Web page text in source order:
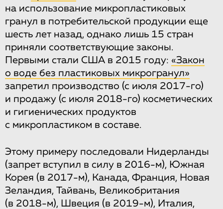
на использование микропластиковых
гранул в потребительской продукции еще
шесть лет назад, однако лишь 15 стран
приняли соответствующие законы.
Первыми стали США в 2015 году: «Закон
о воде без пластиковых микрогранул»
запретил производство (с июля 2017-го)
и продажу (с июля 2018-го) косметических
и гигиенических продуктов
с микропластиком в составе.
Этому примеру последовали Нидерланды
(запрет вступил в силу в 2016-м), Южная
Корея (в 2017-м), Канада, Франция, Новая
Зеландия, Тайвань, Великобритания
(в 2018-м), Швеция (в 2019-м), Италия,